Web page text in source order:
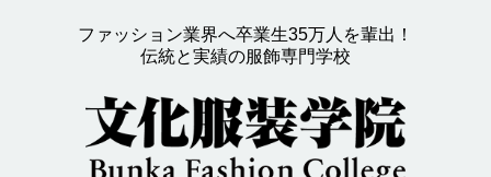
ファッション業界へ卒業生35万人を輩出！
伝統と実績の服飾専門学校